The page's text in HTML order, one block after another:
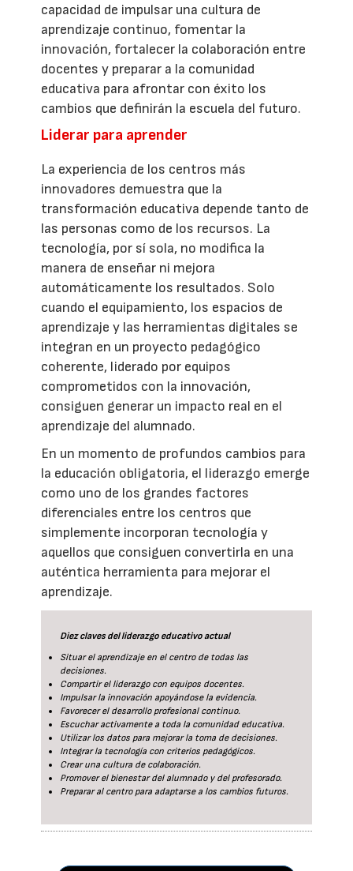
capacidad de impulsar una cultura de
aprendizaje continuo, fomentar la
innovación, fortalecer la colaboración entre
docentes y preparar a la comunidad
educativa para afrontar con éxito los
cambios que definirán la escuela del futuro.
Liderar para aprender
La experiencia de los centros más
innovadores demuestra que la
transformación educativa depende tanto de
las personas como de los recursos. La
tecnología, por sí sola, no modifica la
manera de enseñar ni mejora
automáticamente los resultados. Solo
cuando el equipamiento, los espacios de
aprendizaje y las herramientas digitales se
integran en un proyecto pedagógico
coherente, liderado por equipos
comprometidos con la innovación,
consiguen generar un impacto real en el
aprendizaje del alumnado.
En un momento de profundos cambios para
la educación obligatoria, el liderazgo emerge
como uno de los grandes factores
diferenciales entre los centros que
simplemente incorporan tecnología y
aquellos que consiguen convertirla en una
auténtica herramienta para mejorar el
aprendizaje.
Diez claves del liderazgo educativo actual
Situar el aprendizaje en el centro de todas las
decisiones.
Compartir el liderazgo con equipos docentes.
Impulsar la innovación apoyándose la evidencia.
Favorecer el desarrollo profesional continuo.
Escuchar activamente a toda la comunidad educativa.
Utilizar los datos para mejorar la toma de decisiones.
Integrar la tecnología con criterios pedagógicos.
Crear una cultura de colaboración.
Promover el bienestar del alumnado y del profesorado.
Preparar al centro para adaptarse a los cambios futuros.